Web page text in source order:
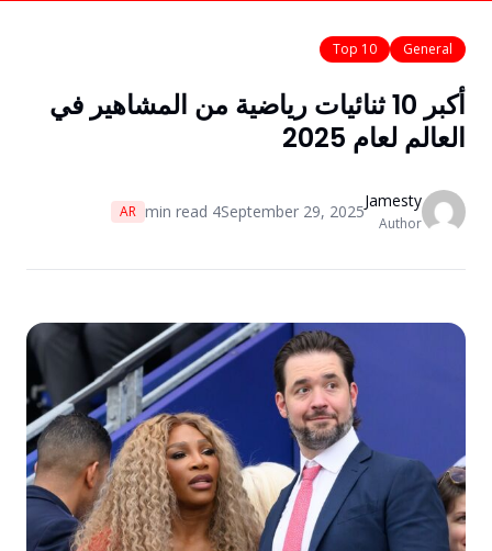
General
Top 10
أكبر 10 ثنائيات رياضية من المشاهير في
العالم لعام 2025
Jamesty
Author
September 29, 2025
4
AR